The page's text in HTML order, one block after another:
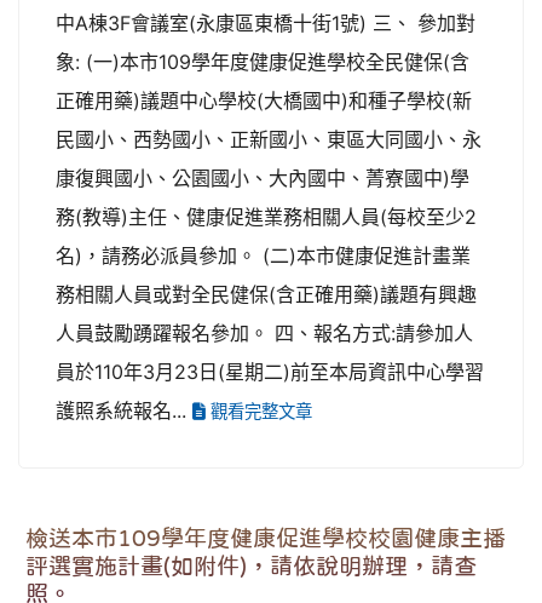
中A棟3F會議室(永康區東橋十街1號) 三、 參加對
象: (一)本市109學年度健康促進學校全民健保(含
正確用藥)議題中心學校(大橋國中)和種子學校(新
民國小、西勢國小、正新國小、東區大同國小、永
康復興國小、公園國小、大內國中、菁寮國中)學
務(教導)主任、健康促進業務相關人員(每校至少2
名)，請務必派員參加。 (二)本市健康促進計畫業
務相關人員或對全民健保(含正確用藥)議題有興趣
人員鼓勵踴躍報名參加。 四、報名方式:請參加人
員於110年3月23日(星期二)前至本局資訊中心學習
護照系統報名...
觀看完整文章
檢送本市109學年度健康促進學校校園健康主播
評選實施計畫(如附件)，請依說明辦理，請查
照。